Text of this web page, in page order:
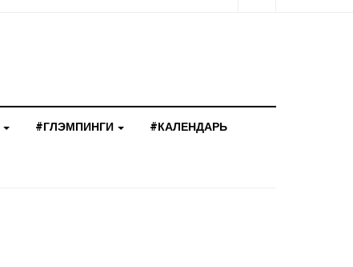
#ГЛЭМПИНГИ #КАЛЕНДАРЬ